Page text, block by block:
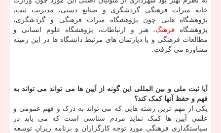
خانه میراث فرهنگی گردشگری و صنایع دستی، مدیریت ثبت،
پژوهشگاه هایی چون پژوهشگاه میراث فرهنگی و گردشگری،
پژوهشگاه فرهنگ، هنر و ارتباطات، پژوهشگاه علوم انسانی و
مطالعات فرهنگی و یا دپارتمان های مرتبط دانشگاه ها در این زمینه
مشاوره می گرفت.
آیا ثبت ملی و بین المللی این گونه از آیین ها می تواند می تواند به
فهم و حفظ آنها کمک کند؟
یکی از مهم ترین رشته هایی که می تواند به درک و فهم عمومی و
علمی آیین ها کمک نماید مردم شناسی است که می یابد در
سیاستگذاری فرهنگی مورد توجه کارگزاران و برنامه ریزان توسعه